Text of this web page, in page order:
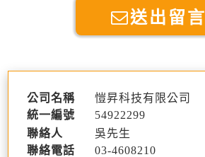
送出留言
公司名稱
愷昇科技有限公司
統一編號
54922299
聯絡人
吳先生
聯絡電話
03-4608210